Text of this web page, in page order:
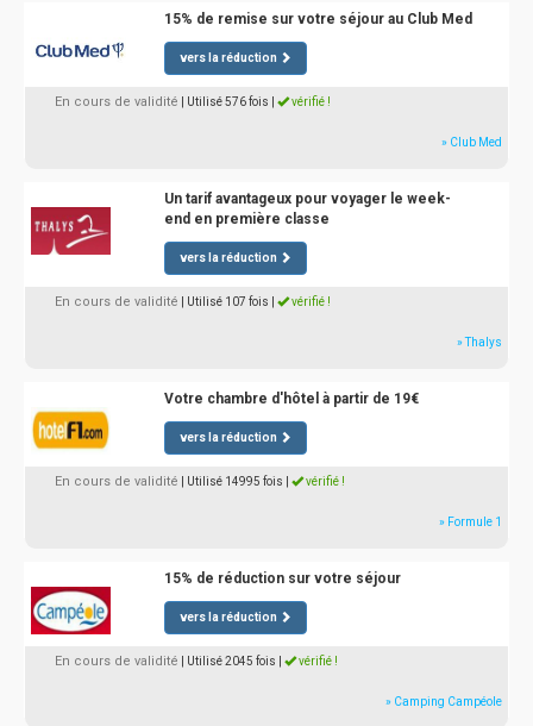
15% de remise sur votre séjour au Club Med
vers la réduction
En cours de validité | Utilisé 576 fois vérifié !
» Club Med
Un tarif avantageux pour voyager le week-
end en première classe
vers la réduction
En cours de validité | Utilisé 107 fois vérifié !
» Thalys
Votre chambre d'hôtel à partir de 19€
vers la réduction
En cours de validité | Utilisé 14995 fois vérifié !
» Formule 1
15% de réduction sur votre séjour
vers la réduction
En cours de validité | Utilisé 2045 fois vérifié !
» Camping Campéole